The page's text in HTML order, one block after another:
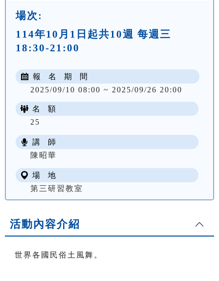
場次:
114年10月1日起共10週 每週三
18:30-21:00
報 名 期 間
2025/09/10 08:00 ~ 2025/09/26 20:00
名 額
25
講 師
陳昭華
場 地
第三研習教室
活動內容介紹
世界各國民俗土風舞。